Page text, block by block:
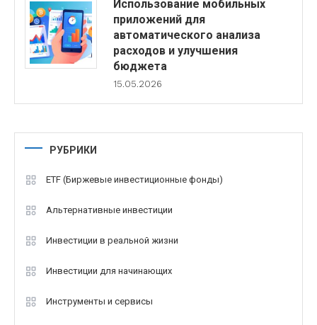
Использование мобильных
приложений для
автоматического анализа
расходов и улучшения
бюджета
15.05.2026
РУБРИКИ
ETF (Биржевые инвестиционные фонды)
Альтернативные инвестиции
Инвестиции в реальной жизни
Инвестиции для начинающих
Инструменты и сервисы